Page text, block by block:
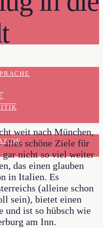
weit nach München,
schöne Ziele für
gar nicht so viel weiter
das einen glauben
in Italien. Es
(alleine schon
sein), bietet einen
ist so hübsch wie
am Inn.